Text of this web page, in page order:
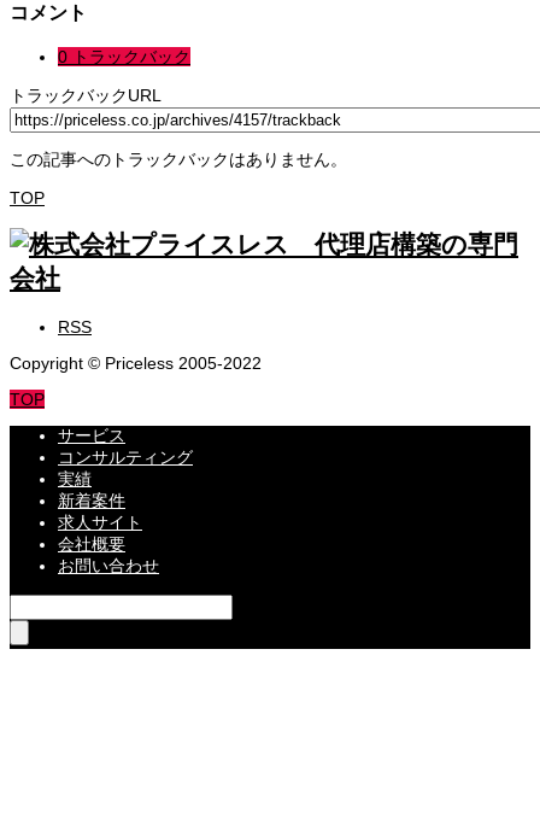
コメント
0 トラックバック
トラックバックURL
この記事へのトラックバックはありません。
TOP
RSS
Copyright © Priceless 2005-2022
TOP
サービス
コンサルティング
実績
新着案件
求人サイト
会社概要
お問い合わせ